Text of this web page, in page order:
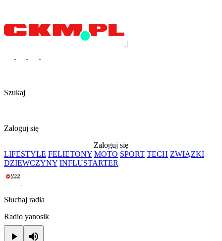
|
Szukaj
Zaloguj się
Zaloguj się
LIFESTYLE FELIETONY MOTO SPORT TECH ZWIĄZKI
DZIEWCZYNY INFLUSTARTER
Słuchaj radia
Radio yanosik
Play